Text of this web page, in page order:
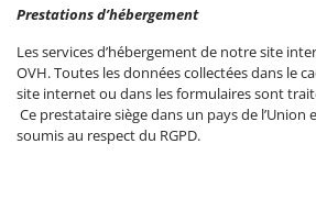
Prestations d’hébergement
Les services d’hébergement de notre site
OVH. Toutes les données collectées dans le
site internet ou dans les formulaires sont
Ce prestataire siège dans un pays de
soumis au respect du RGPD.